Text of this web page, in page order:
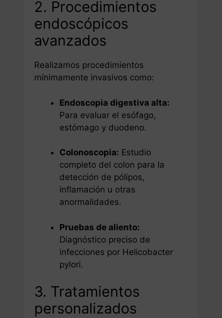
2. Procedimientos
endoscópicos
avanzados
Realizamos procedimientos
mínimamente invasivos como:
Endoscopia digestiva alta:
Para evaluar el esófago,
estómago y duodeno.
Colonoscopia: Estudio
completo del colon para la
detección de pólipos,
inflamación u otras
anormalidades.
Pruebas de aliento:
Diagnóstico preciso de
infecciones por Helicobacter
pylori.
3. Tratamientos
personalizados